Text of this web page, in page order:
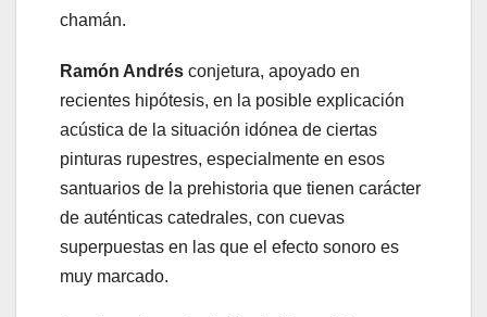
chamán.
Ramón Andrés conjetura, apoyado en
recientes hipótesis, en la posible explicación
acústica de la situación idónea de ciertas
pinturas rupestres, especialmente en esos
santuarios de la prehistoria que tienen carácter
de auténticas catedrales, con cuevas
superpuestas en las que el efecto sonoro es
muy marcado.